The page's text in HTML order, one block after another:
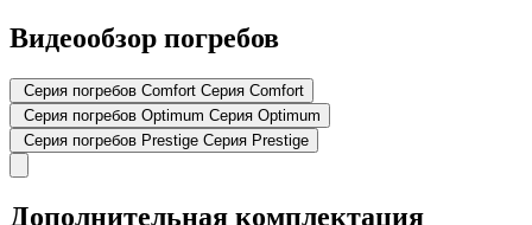
Видеообзор погребов
Серия погребов Comfort Серия Comfort
Серия погребов Optimum Серия Optimum
Серия погребов Prestige Серия Prestige
Дополнительная комплектация